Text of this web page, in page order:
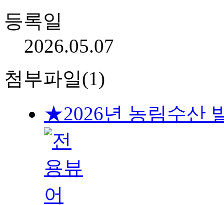
등록일
2026.05.07
첨부파일(1)
★2026년 농림수산